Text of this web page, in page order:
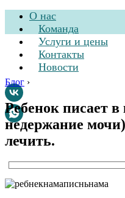
О нас
Команда
Услуги и цены
Контакты
Новости
Блог ›
Ребенок писает
недержание
лечить.